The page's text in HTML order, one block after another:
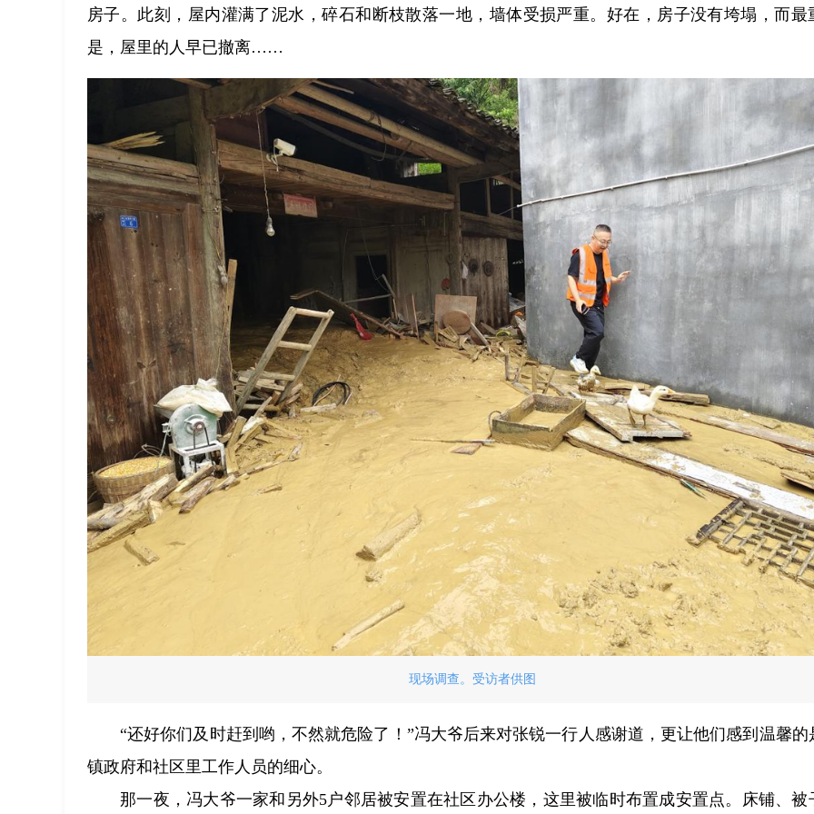
房子。此刻，屋内灌满了泥水，碎石和断枝散落一地，墙体受损严重。好在，房子没有垮塌，而最
是，屋里的人早已撤离……
现场调查。受访者供图
“还好你们及时赶到哟，不然就危险了！”冯大爷后来对张锐一行人感谢道，更让他们感到温馨的
镇政府和社区里工作人员的细心。
那一夜，冯大爷一家和另外5户邻居被安置在社区办公楼，这里被临时布置成安置点。床铺、被